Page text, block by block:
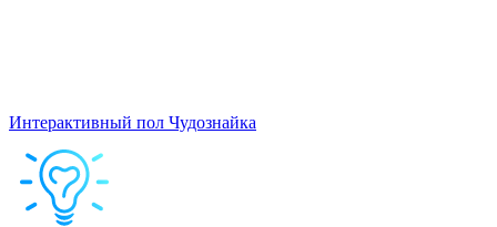
Интерактивный пол Чудознайка